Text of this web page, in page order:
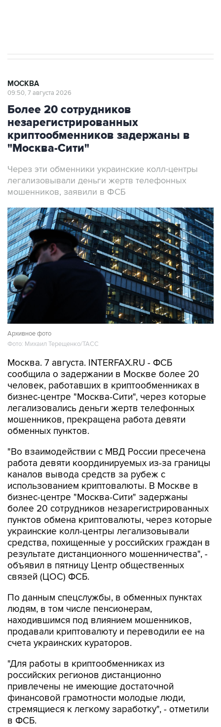
МОСКВА
09:50, 7 августа 2026
Более 20 сотрудников
незарегистрированных
криптообменников задержаны в
"Москва-Сити"
Через эти обменники украинские колл-центры
легализовывали деньги жертв телефонных
мошенников, заявили в ФСБ
Архивное фото
Фото: Михаил Терещенко/ТАСС
Москва. 7 августа. INTERFAX.RU - ФСБ
сообщила о задержании в Москве более 20
человек, работавших в криптообменниках в
бизнес-центре "Москва-Сити", через которые
легализовались деньги жертв телефонных
мошенников, прекращена работа девяти
обменных пунктов.
"Во взаимодействии с МВД России пресечена
работа девяти координируемых из-за границы
каналов вывода средств за рубеж с
использованием криптовалюты. В Москве в
бизнес-центре "Москва-Сити" задержаны
более 20 сотрудников незарегистрированных
пунктов обмена криптовалюты, через которые
украинские колл-центры легализовывали
средства, похищенные у российских граждан в
результате дистанционного мошенничества", -
объявил в пятницу Центр общественных
связей (ЦОС) ФСБ.
По данным спецслужбы, в обменных пунктах
людям, в том числе пенсионерам,
находившимся под влиянием мошенников,
продавали криптовалюту и переводили ее на
счета украинских кураторов.
"Для работы в криптообменниках из
российских регионов дистанционно
привлечены не имеющие достаточной
финансовой грамотности молодые люди,
стремящиеся к легкому заработку", - отметили
в ФСБ.